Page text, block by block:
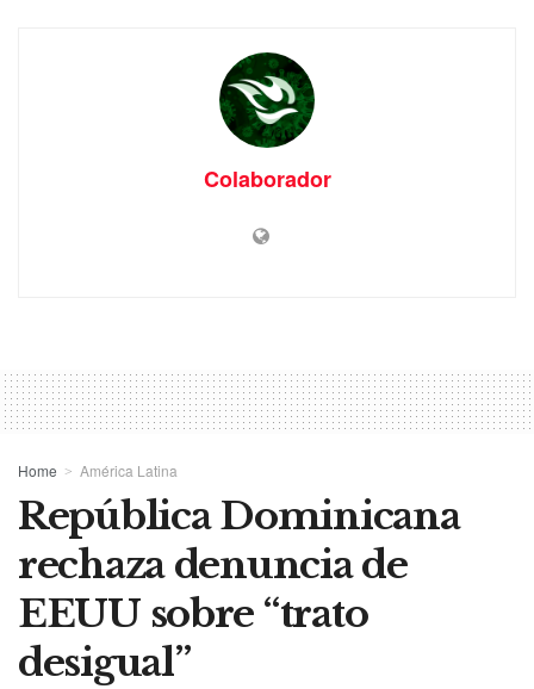
Colaborador
Home América Latina
República Dominicana
rechaza denuncia de
EEUU sobre “trato
desigual”